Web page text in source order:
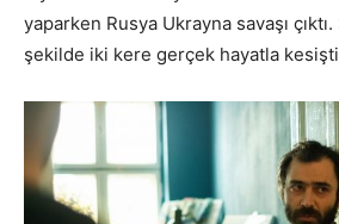
yaparken Rusya Ukrayna savaşı
şekilde iki kere gerçek hayatla